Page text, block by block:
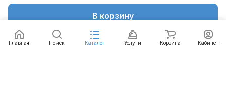
В корзину
Главная Поиск Каталог Услуги Корзина Кабинет